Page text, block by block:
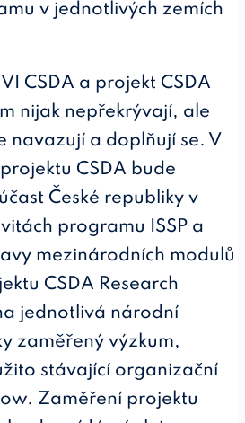
v jednotlivých zemích
CSDA a projekt CSDA
nijak nepřekrývají, ale
navazují a doplňují se. V
CSDA bude
České republiky v
programu ISSP a
mezinárodních modulů
CSDA Research
jednotlivá národní
zaměřený výzkum,
stávající organizační
Zaměření projektu